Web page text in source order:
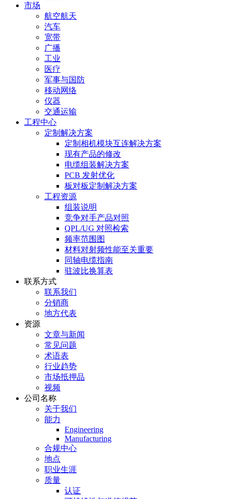
市场
航空航天
汽车
宽带
广播
工业
医疗
军事与国防
移动网络
仪器
交通运输
工程中心
定制解决方案
定制相机模块互连解决方案
现有产品的修改
电缆组装解决方案
PCB 发射优化
板对板定制解决方案
工程资源
组装说明
竞争对手产品对照
QPL/UG 对照检索
频率范围图
材料对射频性能至关重要
同轴电缆指南
驻波比换算表
联系方式
联系我们
分销商
地方代表
资源
文章与新闻
常见问题
术语表
行业趋势
市场抵押品
视频
公司名称
关于我们
能力
Engineering
Manufacturing
合规中心
地点
职业生涯
质量
认证